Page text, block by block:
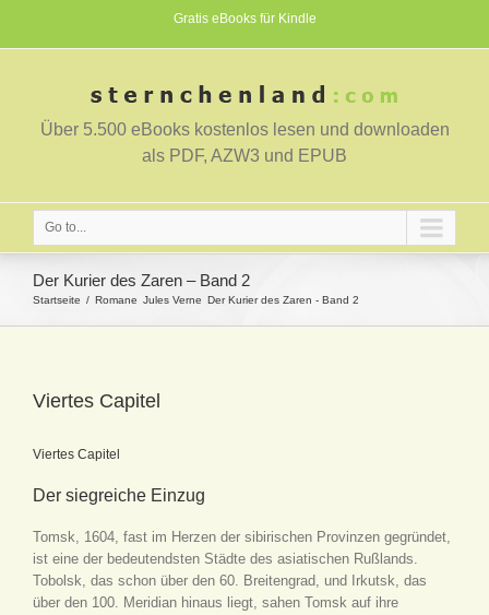
Gratis eBooks für Kindle
Über 5.500 eBooks kostenlos lesen und downloaden
als PDF, AZW3 und EPUB
Go to...
Der Kurier des Zaren – Band 2
Startseite Romane Jules Verne Der Kurier des Zaren - Band 2
Viertes Capitel
Viertes Capitel
Der siegreiche Einzug
Tomsk, 1604, fast im Herzen der sibirischen Provinzen gegründet,
ist eine der bedeutendsten Städte des asiatischen Rußlands.
Tobolsk, das schon über den 60. Breitengrad, und Irkutsk, das
über den 100. Meridian hinaus liegt, sahen Tomsk auf ihre